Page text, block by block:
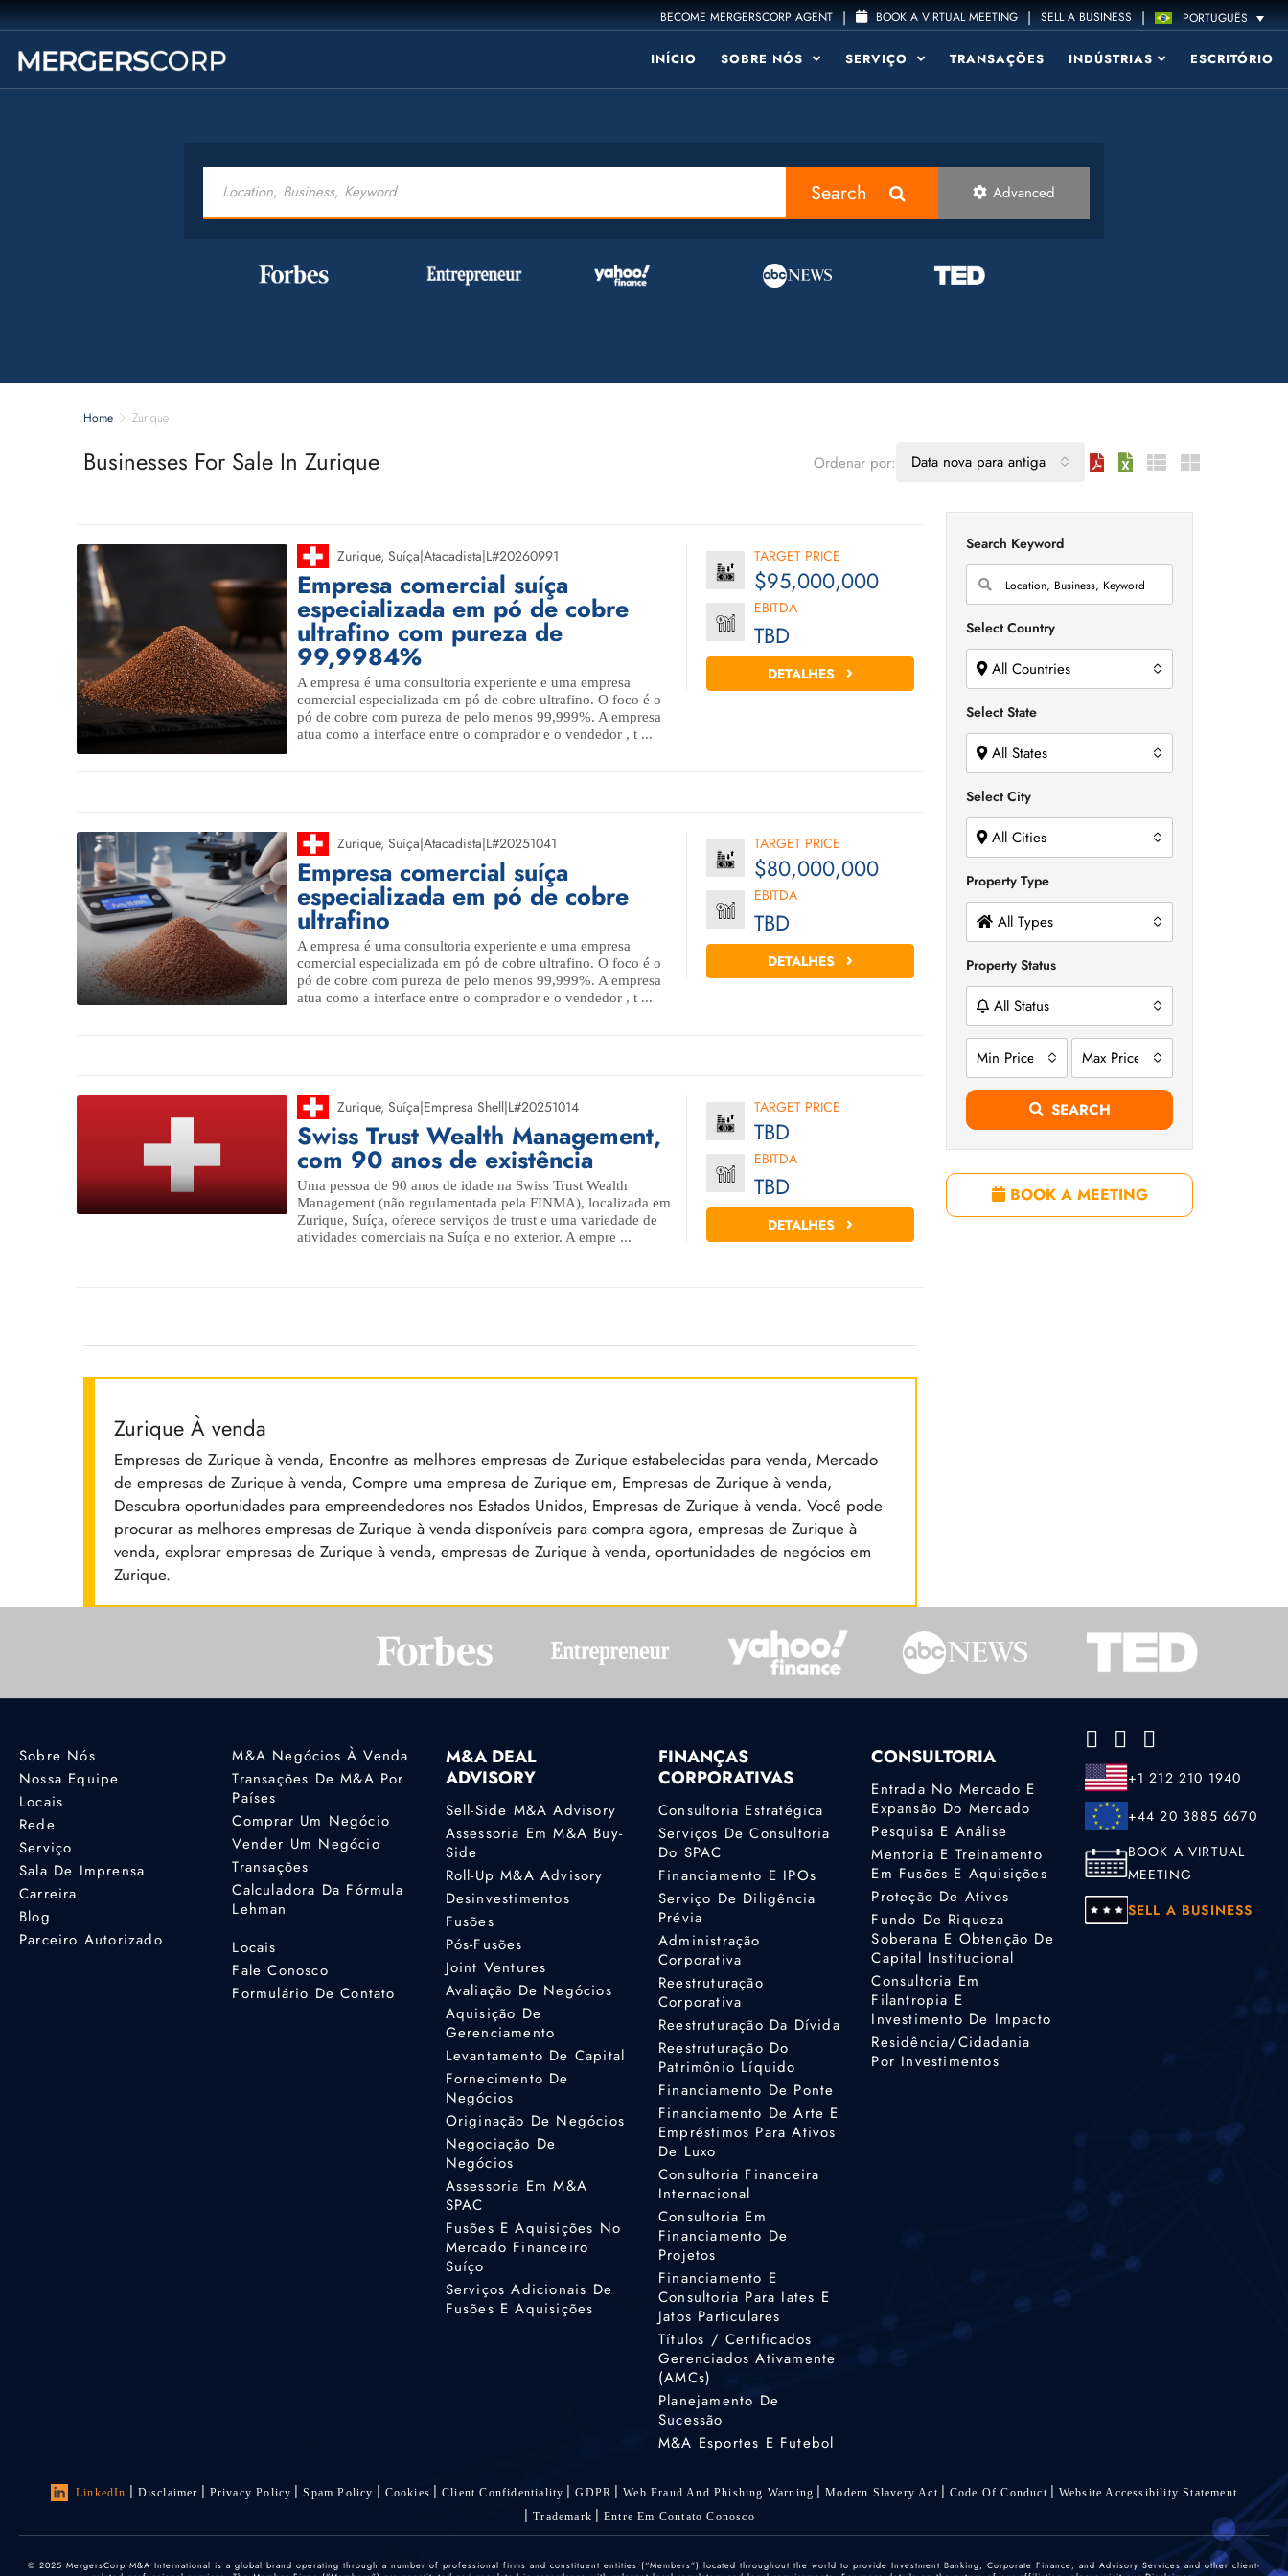
BECOME MERGERSCORP AGENT | BOOK A VIRTUAL MEETING | SELL A BUSINESS | PORTUGUÊS
INÍCIO SOBRE NÓS SERVIÇO TRANSAÇÕES INDÚSTRIAS ESCRITÓRIO
Search Advanced
Home Zurique
Businesses For Sale In Zurique Ordenar por: Data nova para antiga
Zurique, Suíça|Atacadista|L#20260991
Empresa comercial suíça
especializada em pó de cobre
ultrafino com pureza de
99,9984%
A empresa é uma consultoria experiente e uma empresa
comercial especializada em pó de cobre ultrafino. O foco é o
pó de cobre com pureza de pelo menos 99,999%. A empresa
atua como a interface entre o comprador e o vendedor , t ...
TARGET PRICE
$95,000,000
EBITDA
TBD
DETALHES
Zurique, Suíça|Atacadista|L#20251041
Empresa comercial suíça
especializada em pó de cobre
ultrafino
A empresa é uma consultoria experiente e uma empresa
comercial especializada em pó de cobre ultrafino. O foco é o
pó de cobre com pureza de pelo menos 99,999%. A empresa
atua como a interface entre o comprador e o vendedor , t ...
TARGET PRICE
$80,000,000
EBITDA
TBD
DETALHES
Zurique, Suíça|Empresa Shell|L#20251014
Swiss Trust Wealth Management,
com 90 anos de existência
Uma pessoa de 90 anos de idade na Swiss Trust Wealth
Management (não regulamentada pela FINMA), localizada em
Zurique, Suíça, oferece serviços de trust e uma variedade de
atividades comerciais na Suíça e no exterior. A empre ...
TARGET PRICE
TBD
EBITDA
TBD
DETALHES
Zurique À venda
Empresas de Zurique à venda, Encontre as melhores empresas de Zurique estabelecidas para venda, Mercado
de empresas de Zurique à venda, Compre uma empresa de Zurique em, Empresas de Zurique à venda,
Descubra oportunidades para empreendedores nos Estados Unidos, Empresas de Zurique à venda. Você pode
procurar as melhores empresas de Zurique à venda disponíveis para compra agora, empresas de Zurique à
venda, explorar empresas de Zurique à venda, empresas de Zurique à venda, oportunidades de negócios em
Zurique.
Search Keyword
Select Country
All Countries
Select State
All States
Select City
All Cities
Property Type
All Types
Property Status
All Status
Min Price Max Price
SEARCH
BOOK A MEETING
Sobre Nós
Nossa Equipe
Locais
Rede
Serviço
Sala De Imprensa
Carreira
Blog
Parceiro Autorizado
M&A Negócios À Venda
Transações De M&A Por
Países
Comprar Um Negócio
Vender Um Negócio
Transações
Calculadora Da Fórmula
Lehman
Locais
Fale Conosco
Formulário De Contato
M&A DEAL
ADVISORY
Sell-Side M&A Advisory
Assessoria Em M&A Buy-
Side
Roll-Up M&A Advisory
Desinvestimentos
Fusões
Pós-Fusões
Joint Ventures
Avaliação De Negócios
Aquisição De
Gerenciamento
Levantamento De Capital
Fornecimento De
Negócios
Originação De Negócios
Negociação De
Negócios
Assessoria Em M&A
SPAC
Fusões E Aquisições No
Mercado Financeiro
Suíço
Serviços Adicionais De
Fusões E Aquisições
FINANÇAS
CORPORATIVAS
Consultoria Estratégica
Serviços De Consultoria
Do SPAC
Financiamento E IPOs
Serviço De Diligência
Prévia
Administração
Corporativa
Reestruturação
Corporativa
Reestruturação Da Dívida
Reestruturação Do
Patrimônio Líquido
Financiamento De Ponte
Financiamento De Arte E
Empréstimos Para Ativos
De Luxo
Consultoria Financeira
Internacional
Consultoria Em
Financiamento De
Projetos
Financiamento E
Consultoria Para Iates E
Jatos Particulares
Títulos / Certificados
Gerenciados Ativamente
(AMCs)
Planejamento De
Sucessão
M&A Esportes E Futebol
CONSULTORIA
Entrada No Mercado E
Expansão Do Mercado
Pesquisa E Análise
Mentoria E Treinamento
Em Fusões E Aquisições
Proteção De Ativos
Fundo De Riqueza
Soberana E Obtenção De
Capital Institucional
Consultoria Em
Filantropia E
Investimento De Impacto
Residência/cidadania
Por Investimentos
+1 212 210 1940
+44 20 3885 6670
BOOK A VIRTUAL
MEETING
SELL A BUSINESS
LinkedIn Disclaimer Privacy Policy Spam Policy Cookies Client Confidentiality GDPR Web Fraud And Phishing Warning Modern Slavery Act Code Of Conduct
Website Accessibility Statement
Trademark
Entre Em Contato Conosco
© 2025 MergersCorp M&A International is a global brand operating through a number of professional firms and constituent entities (“Members”) located throughout the world to provide Investment Banking, Corporate Finance, and Advisory Services and other client-